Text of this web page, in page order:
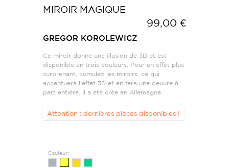
MIROIR MAGIQUE
99,00 €
GREGOR KOROLEWICZ
Ce miroir donne une illusion de 3D et est
disponible en trois couleurs. Pour un effet plus
surprenant, cumulez les miroirs, ce qui
accentuera l'effet 3D et en fera une oeuvre à
part entière. Il a été crée en Allemagne.
Attention : dernières pièces disponibles !
Couleur: